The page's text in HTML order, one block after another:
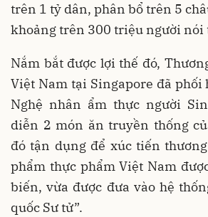
trên 1 tỷ dân, phân bổ trên 5
khoảng trên 300 triệu người nói
Nắm bắt được lợi thế đó,
Việt Nam tại Singapore đã phối
Nghệ nhân ẩm thực người
diễn 2 món ăn truyền thống
đó tận dụng để xúc tiến
phẩm thực phẩm Việt Nam
biến, vừa được đưa vào hệ
quốc Sư tử”.